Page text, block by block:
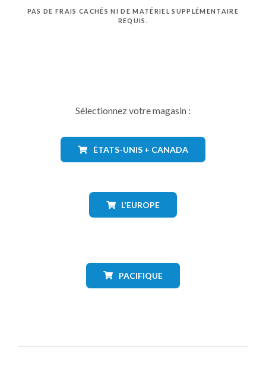
PAS DE FRAIS CACHÉS NI DE MATÉRIEL SUPPLÉMENTAIRE
REQUIS.
Sélectionnez votre magasin :
ÉTATS-UNIS + CANADA
L'EUROPE
PACIFIQUE